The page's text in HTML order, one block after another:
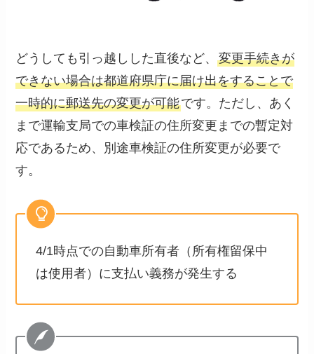
どうしても引っ越しした直後など、変更手続きが
できない場合は都道府県庁に届け出をすることで
一時的に郵送先の変更が可能です。ただし、あく
まで運輸支局での車検証の住所変更までの暫定対
応であるため、別途車検証の住所変更が必要で
す。
4/1時点での自動車所有者（所有権留保中
は使用者）に支払い義務が発生する